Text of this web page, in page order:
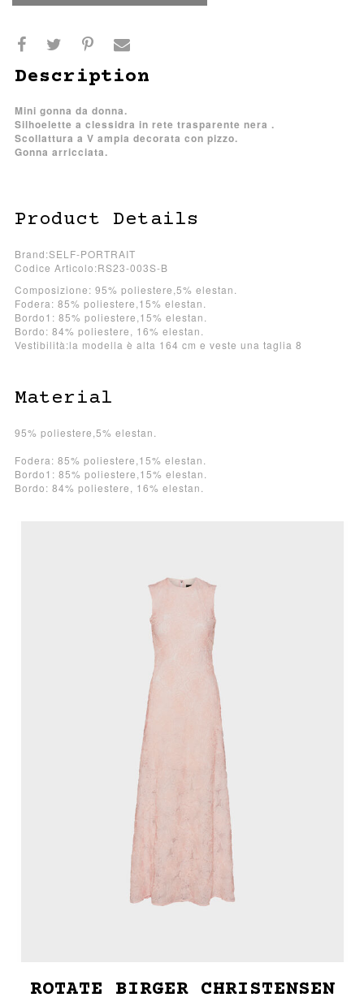
Description
Mini gonna da donna.
Silhoelette a clessidra in rete trasparente nera .
Scollattura a V ampia decorata con pizzo.
Gonna arricciata.
Product Details
Brand:SELF-PORTRAIT
Codice Articolo:RS23-003S-B
Composizione: 95% poliestere,5% elestan.
Fodera: 85% poliestere,15% elestan.
Bordo1: 85% poliestere,15% elestan.
Bordo: 84% poliestere, 16% elestan.
Vestibilità:la modella è alta 164 cm e veste una taglia 8
Material
95% poliestere,5% elestan.
Fodera: 85% poliestere,15% elestan.
Bordo1: 85% poliestere,15% elestan.
Bordo: 84% poliestere, 16% elestan.
ROTATE BIRGER CHRISTENSEN